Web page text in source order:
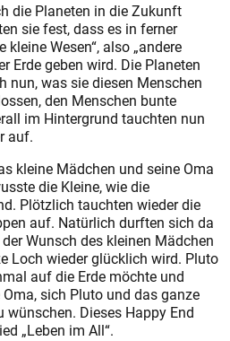
die Planeten in die Zukunft
sie fest, dass es in ferner
Wesen“, also „andere
Erde geben wird. Die Planeten
nun, was sie diesen Menschen
den Menschen bunte
im Hintergrund tauchten nun
auf.
kleine Mädchen und seine Oma
die Kleine, wie die
Plötzlich tauchten wieder die
auf. Natürlich durften sich da
Wunsch des kleinen Mädchen
Loch wieder glücklich wird. Pluto
auf die Erde möchte und
sich Pluto und das ganze
wünschen. Dieses Happy End
„Leben im All“.